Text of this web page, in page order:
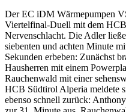
Der EC iDM Wärmepumpen
Viertelfinal-Duell mit dem
Nervenschlacht. Die Adler
siebenten und achten Minute
Sekunden erbeben: Zunächst
Hausherren mit einem
Rauchenwald mit einer
HCB Südtirol Alperia meldete
ebenso schnell zurück: